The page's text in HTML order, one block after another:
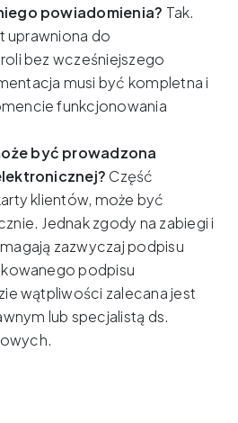
powiadomienia? Tak.
uprawniona do
bez wcześniejszego
musi być kompletna i
funkcjonowania
być prowadzona
Część
klientów, może być
Jednak zgody na zabiegi i
zazwyczaj podpisu
podpisu
wątpliwości zalecana jest
lub specjalistą ds.